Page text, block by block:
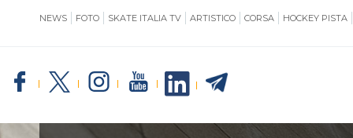
NEWS FOTO SKATE ITALIA TV ARTISTICO CORSA HOCKEY PISTA
SKATE ITALIA